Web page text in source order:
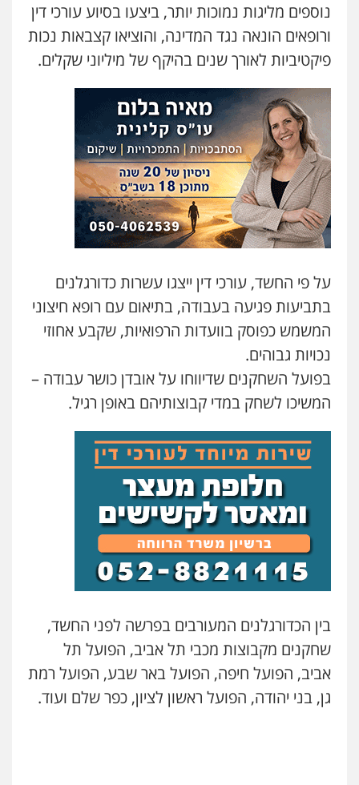
נוספים מליגות נמוכות יותר, ביצעו בסיוע עורכי דין
ורופאים הונאה נגד המדינה, והוציאו קצבאות נכות
פיקטיביות לאורך שנים בהיקף של מיליוני שקלים.
על פי החשד, עורכי דין ייצגו עשרות כדורגלנים
בתביעות פגיעה בעבודה, בתיאום עם רופא חיצוני
המשמש כפוסק בוועדות הרפואיות, שקבע אחוזי
נכויות גבוהים.
בפועל השחקנים שדיווחו על אובדן כושר עבודה –
המשיכו לשחק במדי קבוצותיהם באופן רגיל.
בין הכדורגלנים המעורבים בפרשה לפני החשד,
שחקנים מקבוצות מכבי תל אביב, הפועל תל
אביב, הפועל חיפה, הפועל באר שבע, הפועל רמת
גן, בני יהודה, הפועל ראשון לציון, כפר שלם ועוד.